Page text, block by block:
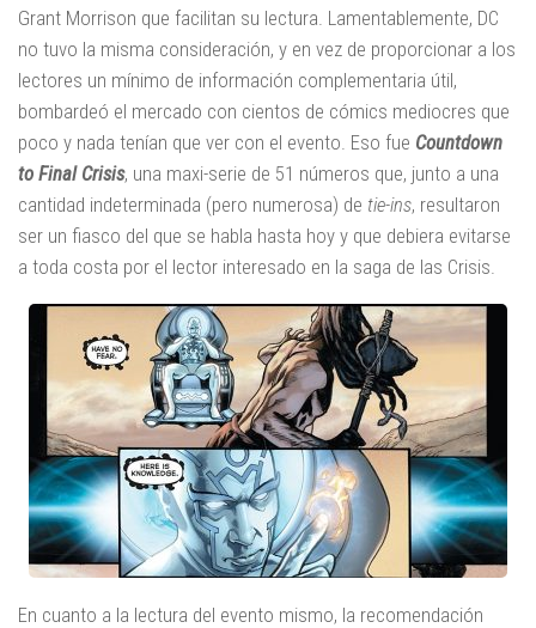
Grant Morrison que facilitan su lectura. Lamentablemente, DC
no tuvo la misma consideración, y en vez de proporcionar a los
lectores un mínimo de información complementaria útil,
bombardeó el mercado con cientos de cómics mediocres que
poco y nada tenían que ver con el evento. Eso fue Countdown
to Final Crisis, una maxi-serie de 51 números que, junto a una
cantidad indeterminada (pero numerosa) de tie-ins, resultaron
ser un fiasco del que se habla hasta hoy y que debiera evitarse
a toda costa por el lector interesado en la saga de las Crisis.
En cuanto a la lectura del evento mismo, la recomendación